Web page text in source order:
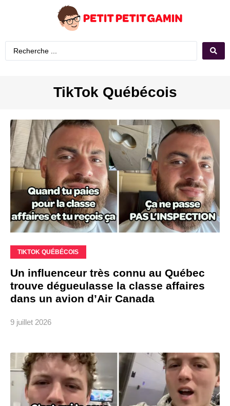
TikTok Québécois
TIKTOK QUÉBÉCOIS
Un influenceur très connu au Québec
trouve dégueulasse la classe affaires
dans un avion d’Air Canada
9 juillet 2026